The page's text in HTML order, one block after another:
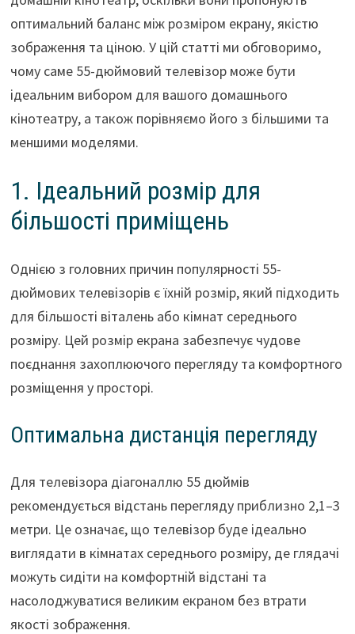
оптимальний баланс між розміром екрану, якістю
зображення та ціною. У цій статті ми обговоримо,
чому саме 55-дюймовий телевізор може бути
ідеальним вибором для вашого домашнього
кінотеатру, а також порівняємо його з більшими та
меншими моделями.
1. Ідеальний розмір для
більшості приміщень
Однією з головних причин популярності 55-
дюймових телевізорів є їхній розмір, який підходить
для більшості віталень або кімнат середнього
розміру. Цей розмір екрана забезпечує чудове
поєднання захоплюючого перегляду та комфортного
розміщення у просторі.
Оптимальна дистанція перегляду
Для телевізора діагоналлю 55 дюймів
рекомендується відстань перегляду приблизно 2,1–3
метри. Це означає, що телевізор буде ідеально
виглядати в кімнатах середнього розміру, де глядачі
можуть сидіти на комфортній відстані та
насолоджуватися великим екраном без втрати
якості зображення.